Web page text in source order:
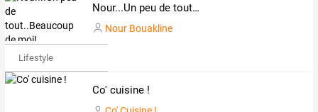
Nour...Un peu de tout..Beaucoup de moi!
Nour Bouakline
Lifestyle
Co' cuisine !